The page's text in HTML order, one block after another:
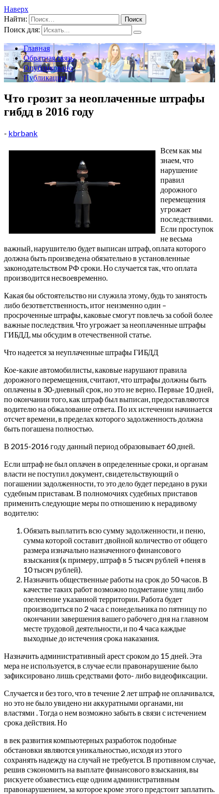
Наверх
Найти:
Поиск для:
Главная
Обратная связь
Опубликовано
Публикации
Что грозит за неоплаченные штрафы
гибдд в 2016 году
- kbrbank
Всем как мы
знаем, что
нарушение
правил
дорожного
перемещения
угрожает
последствиями.
Если проступок
не весьма
важный, нарушителю будет выписан штраф, оплата которого
должна быть произведена обязательно в установленные
законодательством РФ сроки. Но случается так, что оплата
производится несвоевременно.
Какая бы обстоятельство ни служила этому, будь то занятость
либо безответственность, итог неизменно один –
просроченные штрафы, каковые смогут повлечь за собой более
важные последствия. Что угрожает за неоплаченные штрафы
ГИБДД, мы обсудим в отечественной статье.
Что надеется за неуплаченные штрафы ГИБДД
Кое-какие автомобилисты, каковые нарушают правила
дорожного перемещения, считают, что штрафы должны быть
оплачены в 30-дневный срок, но это не верно. Первые 10 дней,
по окончании того, как штраф был выписан, предоставляются
водителю на обжалование ответа. По их истечении начинается
отсчет времени, в пределах которого задолженность должна
быть погашена полностью.
В 2015-2016 году данный период образовывает 60 дней.
Если штраф не был оплачен в определенные сроки, и органам
власти не поступил документ, свидетельствующий о
погашении задолженности, то это дело будет передано в руки
судебным приставам.В полномочиях судебных приставов
применить следующие меры по отношению к нерадивому
водителю:
Обязать выплатить всю сумму задолженности, и пеню,
сумма которой составит двойной количество от общего
размера изначально назначенного финансового
взыскания (к примеру, штраф в 5 тысяч рублей +пеня в
10 тысяч рублей).
Назначить общественные работы на срок до 50 часов. В
качестве таких работ возможно подметание улиц либо
озеленение указанной территории. Работа будет
производиться по 2 часа с понедельника по пятницу по
окончании завершения вашего рабочего дня на главном
месте трудовой деятельности, и по 4 часа каждые
выходные до истечения срока наказания.
Назначить административный арест сроком до 15 дней. Эта
мера не используется, в случае если правонарушение было
зафиксировано лишь средствами фото- либо видеофиксации.
Случается и без того, что в течение 2 лет штраф не оплачивался,
но это не было увидено ни аккуратными органами, ни
властями . Тогда о нем возможно забыть в связи с истечением
срока действия. Но
в век развития компьютерных разработок подобные
обстановки являются уникальностью, исходя из этого
сохранять надежду на случай не требуется. В противном случае,
решив сэкономить на выплате финансового взыскания, вы
рискуете обзавестись еще одним административным
правонарушением, за которое кроме этого предстоит заплатить.